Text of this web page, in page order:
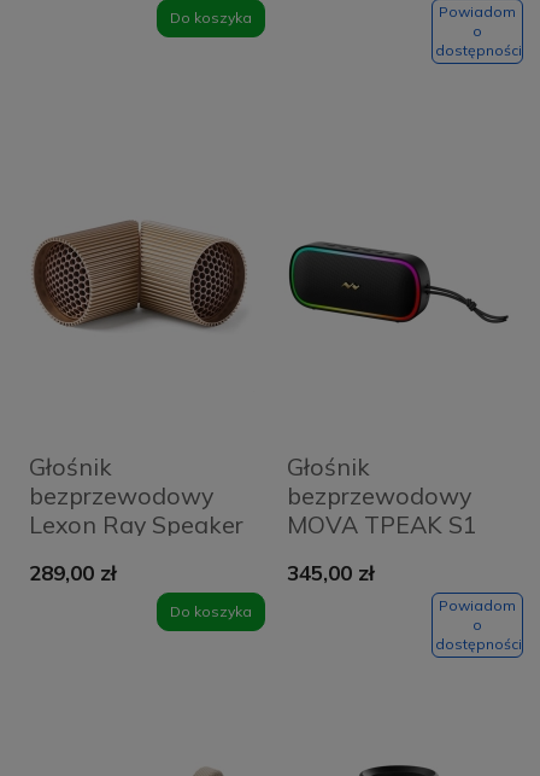
Do koszyka
Powiadom
o
dostępności
Głośnik
bezprzewodowy
Lexon Ray Speaker
289,00 zł
Do koszyka
Głośnik
bezprzewodowy
MOVA TPEAK S1
345,00 zł
Powiadom
o
dostępności